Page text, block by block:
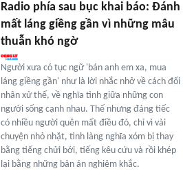
Radio phía sau bục khai báo: Đánh
mất láng giềng gần vì những mâu
thuẫn khó ngờ
Người xưa có tục ngữ 'bán anh em xa, mua
láng giềng gần' như là lời nhắc nhở về cách đối
nhân xử thế, về nghĩa tình giữa những con
người sống cạnh nhau. Thế nhưng đáng tiếc
có nhiều người quên mất điều đó, chỉ vì vài
chuyện nhỏ nhặt, tình làng nghĩa xóm bị thay
bằng tiếng chửi bới, tiếng kêu cứu và rồi khép
lại bằng những bản án nghiêm khắc.